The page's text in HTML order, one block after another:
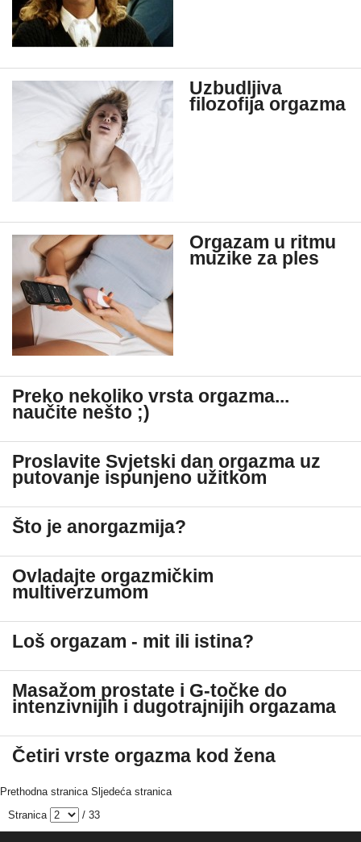
Uzbudljiva
filozofija orgazma
Orgazam u ritmu
muzike za ples
Preko nekoliko vrsta orgazma...
naučite nešto ;)
Proslavite Svjetski dan orgazma uz
putovanje ispunjeno užitkom
Što je anorgazmija?
Ovladajte orgazmičkim
multiverzumom
Loš orgazam - mit ili istina?
Masažom prostate i G-točke do
intenzivnijih i dugotrajnijih orgazama
Četiri vrste orgazma kod žena
Prethodna stranica Sljedeća stranica
Stranica
/ 33